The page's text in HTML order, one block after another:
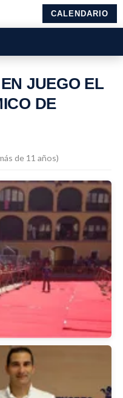
CALENDARIO
JUEGO EL
DE
de 11 años)